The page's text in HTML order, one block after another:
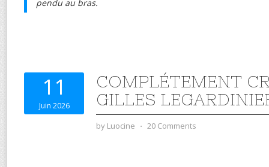
pendu au bras.
11
Juin 2026
COMPLÉTEMENT
GILLES
by Luocine ⋅ 20 Comments